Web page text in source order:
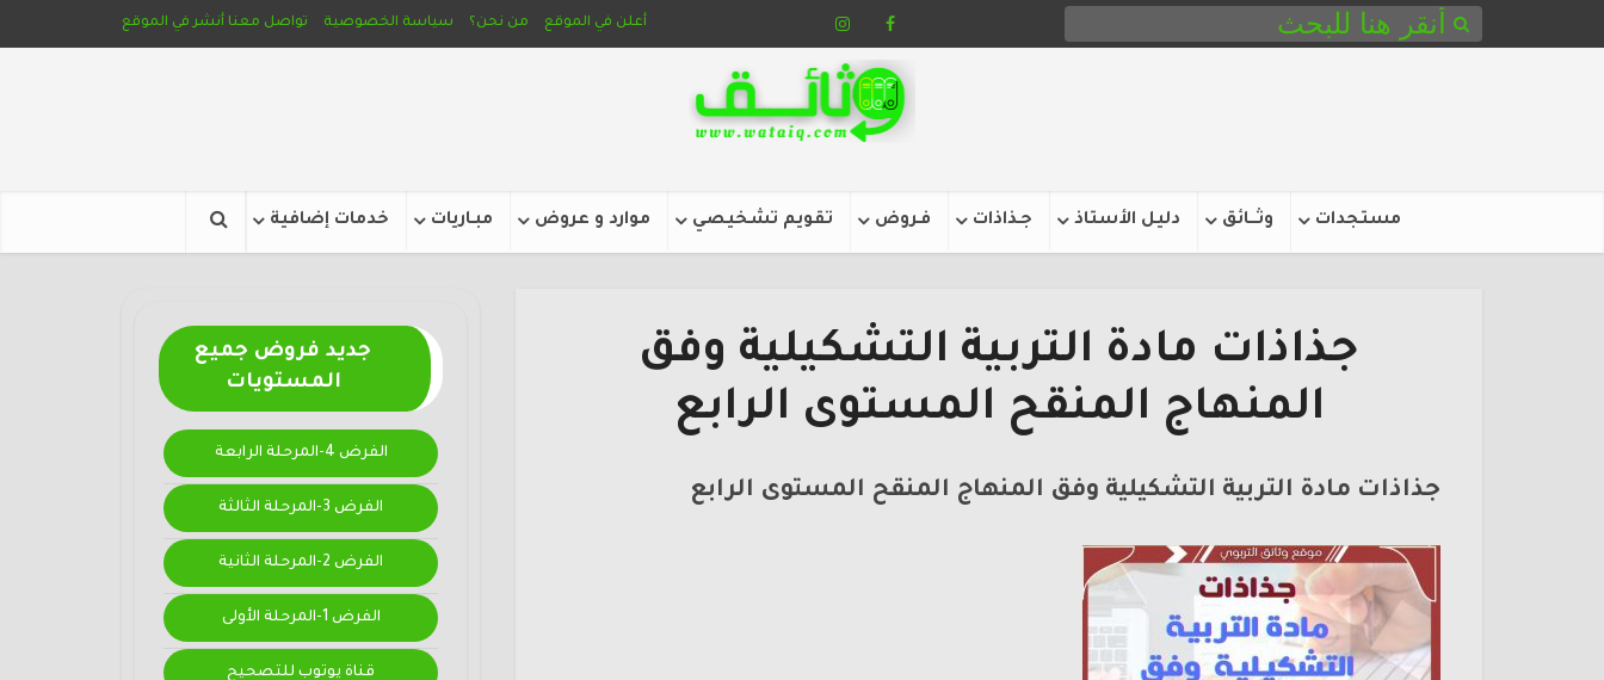
أعلن في الموقع من نحن؟ سياسة الخصوصية تواصل معنا أنشر في الموقع
مستجدات وثـــائق دليل الأستاذ جـذاذات فـروض تقويم تشخيصي موارد و عروض مبـاريات خدمات إضافية
جديد فروض جميع
المستويات
الفرض 4-المرحلة الرابعة
الفرض 3-المرحلة الثالثة
الفرض 2-المرحلة الثانية
الفرض 1-المرحلة الأولى
قناة يوتوب للتصحيح
جذاذات مادة التربية التشكيلية وفق
المنهاج المنقح المستوى الرابع
جذاذات مادة التربية التشكيلية وفق المنهاج المنقح المستوى الرابع